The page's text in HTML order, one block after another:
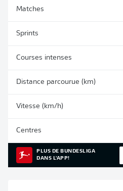
Matches
Sprints
Courses intenses
Distance parcourue (km)
Vitesse (km/h)
Centres
PLUS DE BUNDESLIGA
DANS L'APP!